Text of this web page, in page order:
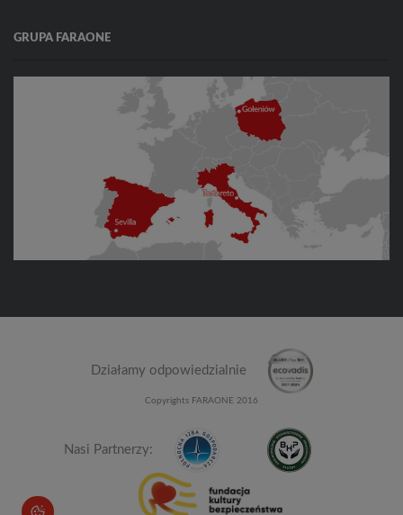
GRUPA FARAONE
Działamy odpowiedzialnie
Copyrights FARAONE 2016
Nasi Partnerzy: